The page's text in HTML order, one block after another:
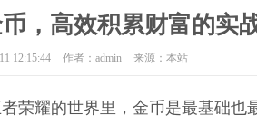
，高效积累财富的实
12:15:44 作者：admin 来源：本站
荣耀的世界里，金币是最基础也